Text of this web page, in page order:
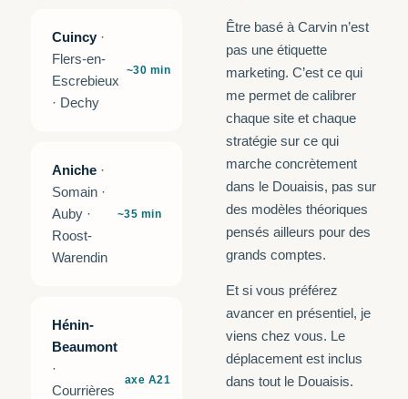
Cuincy ·
Flers-en-
Escrebieux
· Dechy
~30 min
Aniche ·
Somain ·
Auby ·
Roost-
Warendin
~35 min
Hénin-
Beaumont
·
Courrières
axe A21
Être basé à Carvin n’est
pas une étiquette
marketing. C’est ce qui
me permet de calibrer
chaque site et chaque
stratégie sur ce qui
marche concrètement
dans le Douaisis, pas sur
des modèles théoriques
pensés ailleurs pour des
grands comptes.
Et si vous préférez
avancer en présentiel, je
viens chez vous. Le
déplacement est inclus
dans tout le Douaisis.